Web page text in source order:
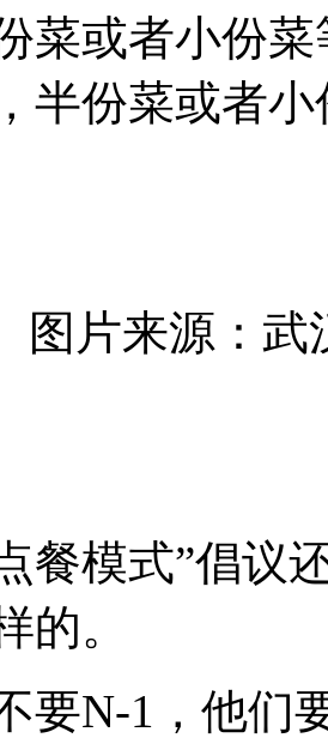
菜或者小份
半份菜或者
图片来源：
模式”倡议还
的。
N-1，他们